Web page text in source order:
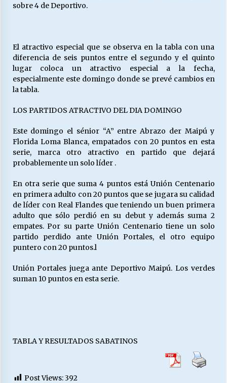
VOLVER A SER ALTERNATIVA
MUNICIPALIDADES, HONORARIOS, DESPIDOS
28/05/2026
cuestión social hoy”.
S.O.S. a los ricos, Save Our Souls (Salvar
Nuestras Almas)
30/04/2026
¿Asesores con doble sueldo?
18/04/2026
Chile y sus segmentos de la riqueza
06/04/2026
sobre 4 de Deportivo.
El atractivo especial que se observa en la tabla con una
diferencia de seis puntos entre el segundo y el quinto
lugar coloca un atractivo especial a la fecha,
especialmente este domingo donde se prevé cambios en
la tabla.
LOS PARTIDOS ATRACTIVO DEL DIA DOMINGO
Este domingo el sénior “A” entre Abrazo der Maipú y
Florida Loma Blanca, empatados con 20 puntos en esta
serie, marca otro atractivo en partido que dejará
probablemente un solo líder .
En otra serie que suma 4 puntos está Unión Centenario
en primera adulto con 20 puntos que se jugara su calidad
de líder con Real Flandes que teniendo un buen primera
adulto que sólo perdió en su debut y además suma 2
empates. Por su parte Unión Centenario tiene un solo
partido perdido ante Unión Portales, el otro equipo
puntero con 20 puntos.l
Unión Portales juega ante Deportivo Maipú. Los verdes
suman 10 puntos en esta serie.
TABLA Y RESULTADOS SABATINOS
Post Views:392